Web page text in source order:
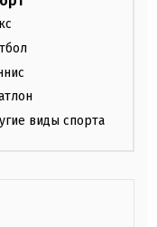
виды спорта